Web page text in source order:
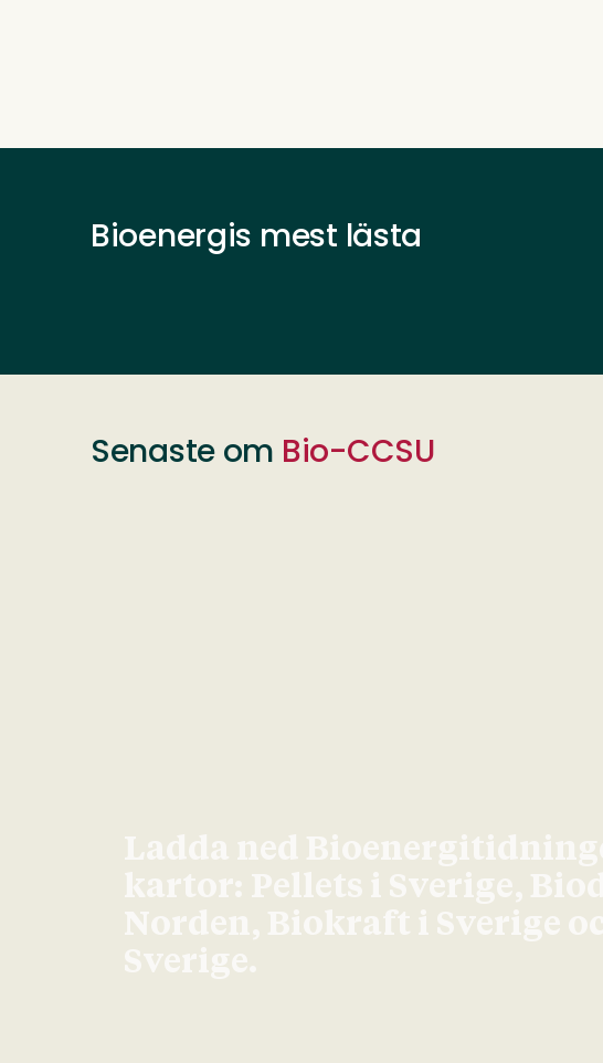
Bioenergis mest lästa
Senaste om Bio-CCSU
Ladda ned
kartor: Pellets i Sverige,
Norden, Biokraft i Sverige
Sverige.